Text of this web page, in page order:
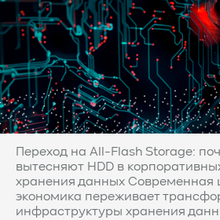
Переход на All-Flash Storage:
вытесняют HDD в
хранения данных Современная
экономика переживает
инфраструктуры хранения